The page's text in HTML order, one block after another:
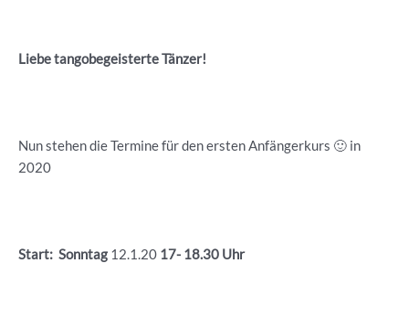
Liebe tangobegeisterte Tänzer!
Nun stehen die Termine für den ersten Anfängerkurs 🙂 in
2020
Start: Sonntag 12.1.20 17- 18.30 Uhr